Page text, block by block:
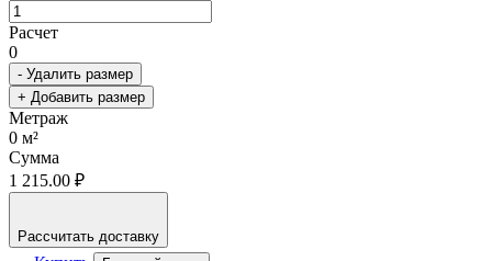
Расчет
0
- Удалить размер
+ Добавить размер
Метраж
0 м²
Сумма
1 215.00 ₽
Рассчитать доставку